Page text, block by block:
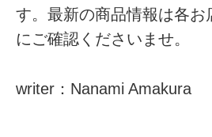
す。最新の商品情報は各お
にご確認くださいませ。
writer：Nanami Amakura